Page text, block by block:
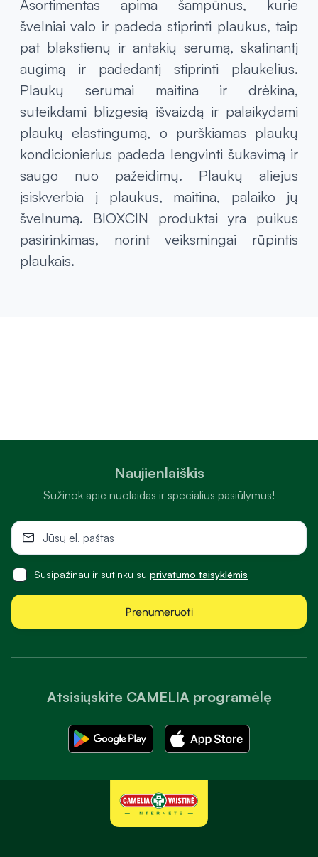
Asortimentas apima šampūnus, kurie
švelniai valo ir padeda stiprinti plaukus, taip
pat blakstienų ir antakių serumą, skatinantį
augimą ir padedantį stiprinti plaukelius.
Plaukų serumai maitina ir drėkina,
suteikdami blizgesią išvaizdą ir palaikydami
plaukų elastingumą, o purškiamas plaukų
kondicionierius padeda lengvinti šukavimą ir
saugo nuo pažeidimų. Plaukų aliejus
įsiskverbia į plaukus, maitina, palaiko jų
švelnumą. BIOXCIN produktai yra puikus
pasirinkimas, norint veiksmingai rūpintis
plaukais.
Atsisiųskite CAMELIA programėlę
Naujienlaiškis
Sužinok apie nuolaidas ir specialius pasiūlymus!
Susipažinau ir sutinku su privatumo taisyklėmis
Prenumeruoti